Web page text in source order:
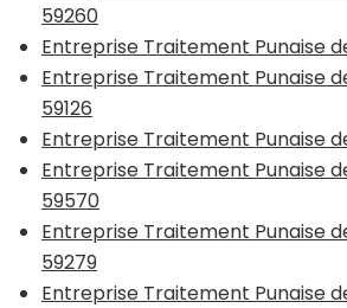
59260
Entreprise Traitement Punaise
Entreprise Traitement Punaise
59126
Entreprise Traitement Punaise
Entreprise Traitement Punaise
59570
Entreprise Traitement Punaise
59279
Entreprise Traitement Punaise